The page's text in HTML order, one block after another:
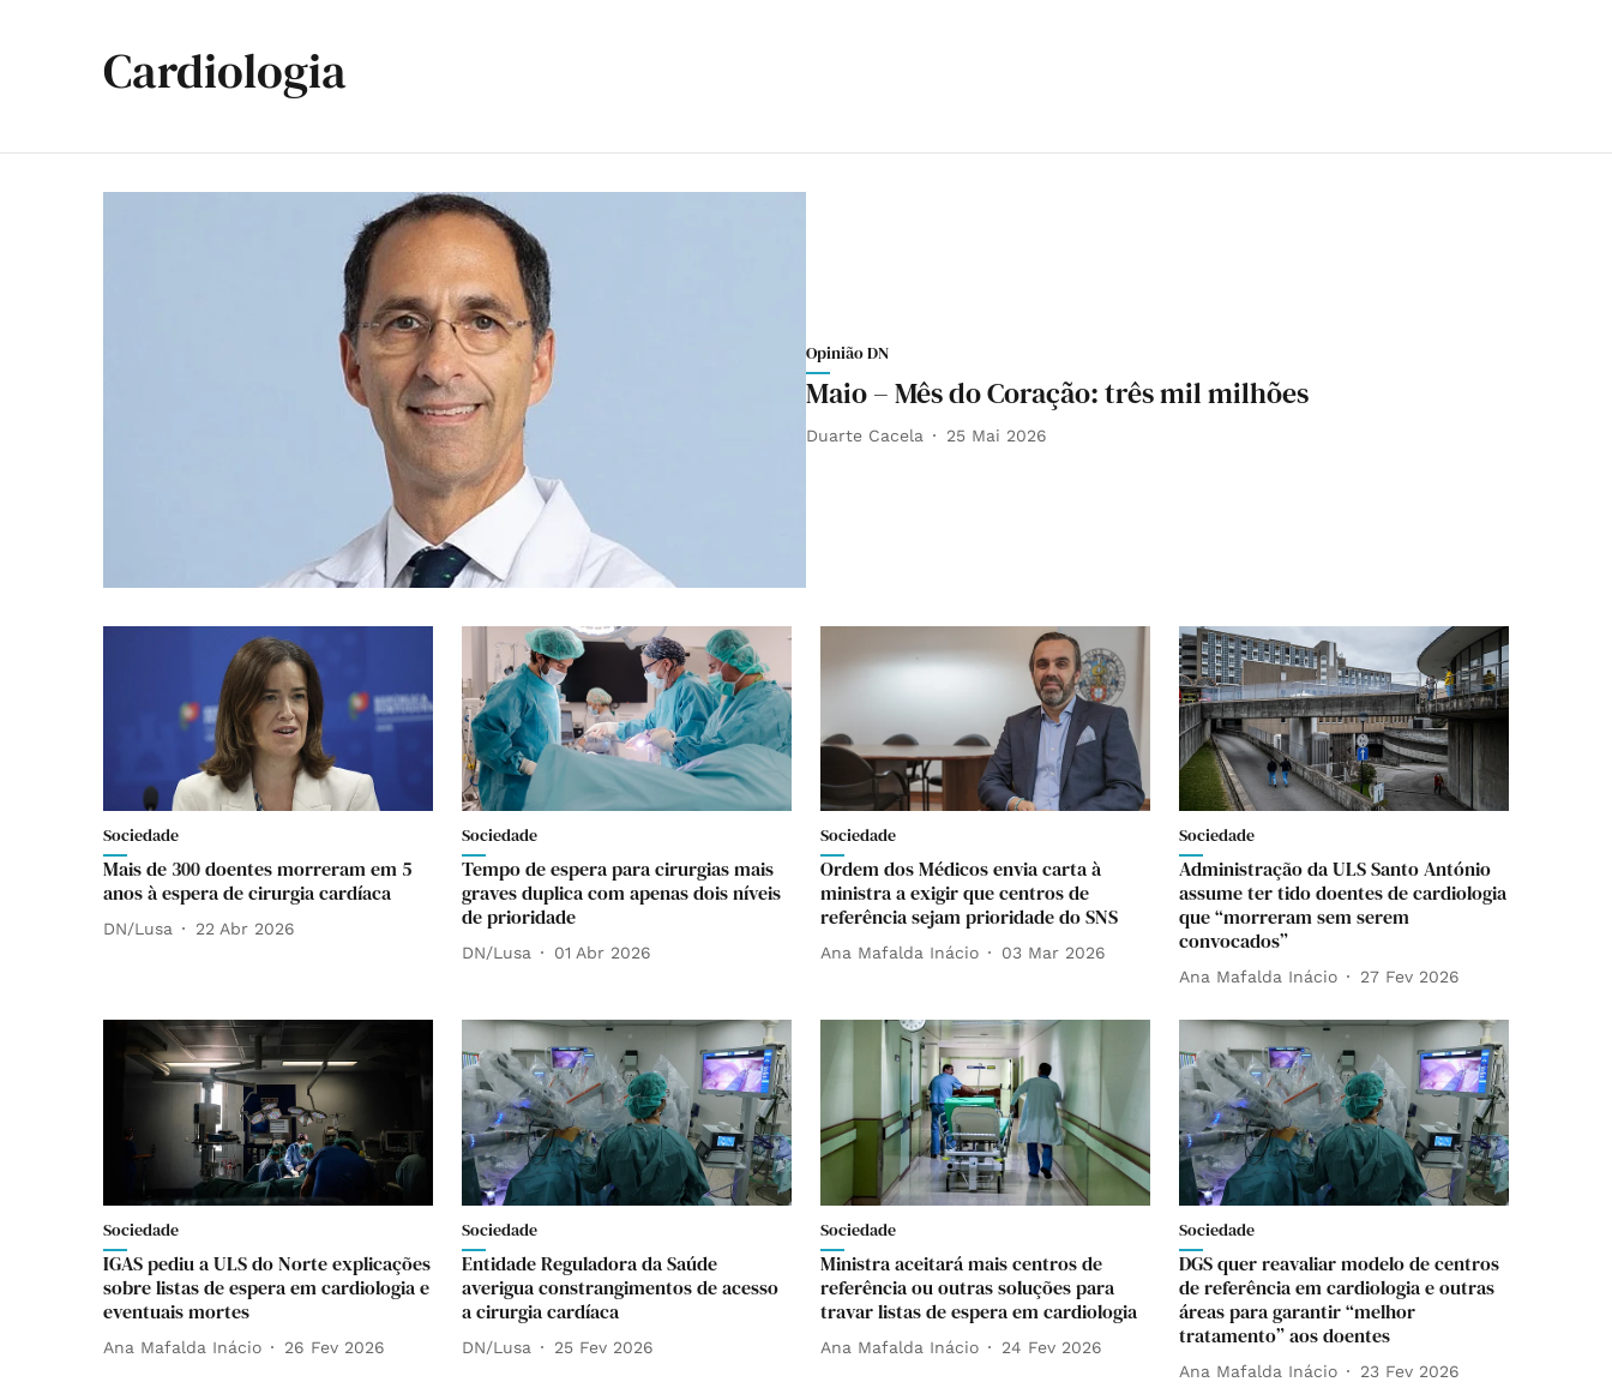
Cardiologia
Opinião DN
Maio – Mês do Coração: três mil milhões
Duarte Cacela 25 Mai 2026
Sociedade
Mais de 300 doentes morreram em 5
anos à espera de cirurgia cardíaca
DN/Lusa 22 Abr 2026
Sociedade
Tempo de espera para cirurgias mais
graves duplica com apenas dois níveis
de prioridade
DN/Lusa 01 Abr 2026
Sociedade
Ordem dos Médicos envia carta à
ministra a exigir que centros de
referência sejam prioridade do SNS
Ana Mafalda Inácio 03 Mar 2026
Sociedade
Administração da ULS Santo António
assume ter tido doentes de cardiologia
que “morreram sem serem
convocados”
Ana Mafalda Inácio 27 Fev 2026
Sociedade
IGAS pediu a ULS do Norte explicações
sobre listas de espera em cardiologia e
eventuais mortes
Ana Mafalda Inácio 26 Fev 2026
Sociedade
Entidade Reguladora da Saúde
averigua constrangimentos de acesso
a cirurgia cardíaca
DN/Lusa 25 Fev 2026
Sociedade
Ministra aceitará mais centros de
referência ou outras soluções para
travar listas de espera em cardiologia
Ana Mafalda Inácio 24 Fev 2026
Sociedade
DGS quer reavaliar modelo de centros
de referência em cardiologia e outras
áreas para garantir “melhor
tratamento” aos doentes
Ana Mafalda Inácio 23 Fev 2026